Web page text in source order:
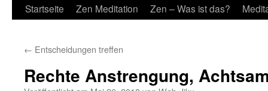
Startseite Zen Meditation Zen – Was ist das?
← Entscheidungen treffen
Rechte Anstrengung,